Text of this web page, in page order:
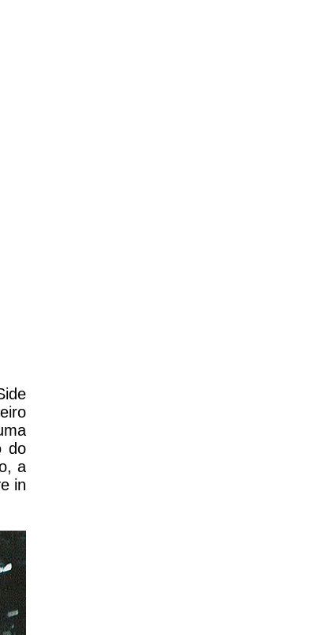
do
a
in